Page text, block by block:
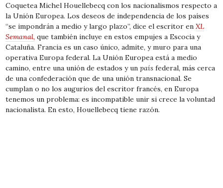
Coquetea Michel Houellebecq con los nacionalismos respecto a
la Unión Europea. Los deseos de independencia de los países
“se impondrán a medio y largo plazo”, dice el escritor enXL
Semanal, que también incluye en estos empujes a Escocia y
Cataluña. Francia es un caso único, admite, y muro para una
operativa Europa federal. La Unión Europea está a medio
camino, entre una unión de estados y unpaís federal, más cerca
de una confederación que de una unión transnacional. Se
cumplan o no los augurios del escritor francés, en Europa
tenemos un problema: es incompatible unir si crece la voluntad
nacionalista. En esto, Houellebecq tiene razón.